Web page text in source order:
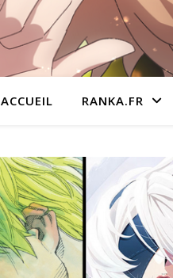
ACCUEIL RANKA.FR